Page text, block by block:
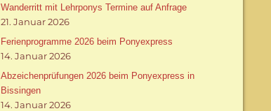
Wanderritt mit Lehrponys Termine auf Anfrage
21. Januar 2026
Ferienprogramme 2026 beim Ponyexpress
14. Januar 2026
Abzeichenprüfungen 2026 beim Ponyexpress in
Bissingen
14. Januar 2026